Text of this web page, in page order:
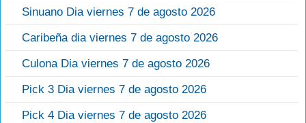
Sinuano Dia viernes 7 de agosto 2026
Caribeña dia viernes 7 de agosto 2026
Culona Dia viernes 7 de agosto 2026
Pick 3 Dia viernes 7 de agosto 2026
Pick 4 Dia viernes 7 de agosto 2026